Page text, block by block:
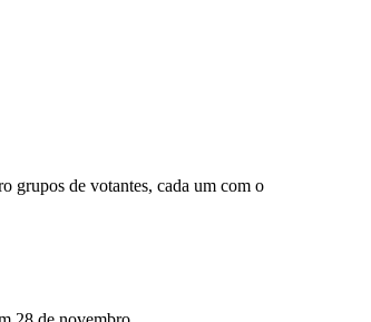
grupos de votantes, cada um com o